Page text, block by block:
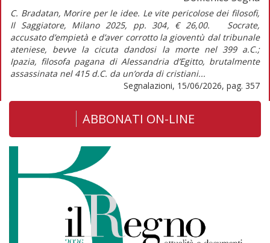
C. Bradatan, Morire per le idee. Le vite pericolose dei filosofi,
Il Saggiatore, Milano 2025, pp. 304, € 26,00. Socrate,
accusato d’empietà e d’aver corrotto la gioventù dal tribunale
ateniese, bevve la cicuta dandosi la morte nel 399 a.C.;
Ipazia, filosofa pagana di Alessandria d’Egitto, brutalmente
assassinata nel 415 d.C. da un’orda di cristiani...
Segnalazioni, 15/06/2026, pag. 357
ABBONATI ON-LINE